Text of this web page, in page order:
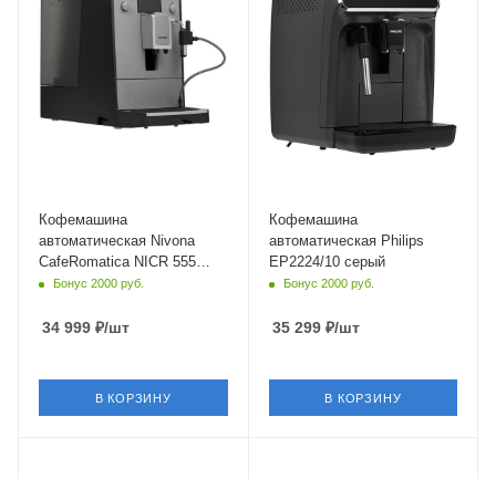
Длина сетевого шнура
Кофемашина
автоматическая Nivona
CafeRomatica NICR 555
серый
Бонус 2000 руб.
34 999 ₽/шт
В КОРЗИНУ
от сети
Глубина
Кофемашина
автоматическая Philips
EP2224/10 серый
Бонус 2000 руб.
35 299₽/шт
В КОРЗИНУ